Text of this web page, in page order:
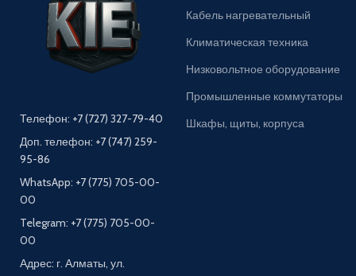
Телефон: +7 (727) 327-79-40
Доп. телефон: +7 (747) 259-
95-86
WhatsApp: +7 (775) 705-00-
00
Telegram: +7 (775) 705-00-
00
Адрес: г. Алматы, ул.
Кабель нагревательный
Климатическая техника
Низковольтное оборудование
Промышленные коммутаторы
Шкафы, щиты, корпуса